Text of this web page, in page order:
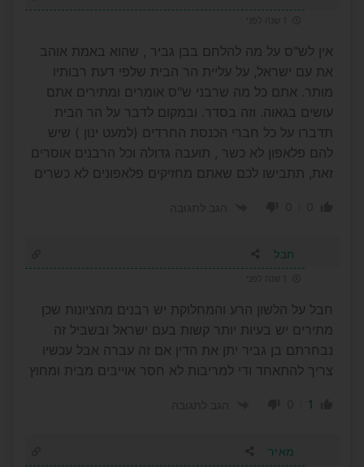
אין לש"ס על מה להלחם בבן גביר , שהוא באמת אוהב
את עם ישראל, על עליית הר הבית שלפי דעת רבותיו
מותר. אתם כל מה שרבני ש"ס אומרים ומתירים אתם
עושים בגאוה. וזה בסדר. ובמקום לדבר על הר הבית
תדברו על כל חברי הכנסת החרדים (למעט ינון ) שיש
להם פלאפון לא כשר , תועבה גדולה וכל הרבנים אוסרים
זאת, תתבישו לכם שאתם מחזיקים פלאפונים לא כשרים
חבל
חבל על הלשון הרע והמחלוקת יש רבנים מהציונות שכן
מתירים יש בעיות יותר קשות בעם ישראל ובשביל זה
נבחרתם בן גביר יתן את הדין אם זה עברה אבל עכשיו
צריך להתאחד ודי למריבות לא חסר אוייבים מבית ומחוץ
1
מאיר